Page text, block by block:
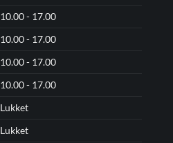
10.00 - 17.00
10.00 - 17.00
10.00 - 17.00
10.00 - 17.00
Lukket
Lukket